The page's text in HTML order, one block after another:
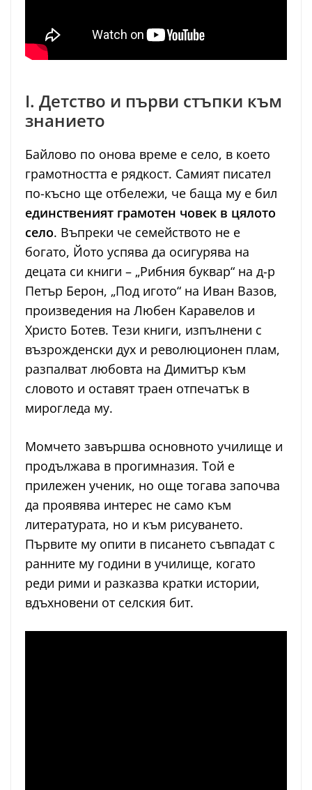
I. Детство и първи стъпки към
знанието
Байлово по онова време е село, в което
грамотността е рядкост. Самият писател
по-късно ще отбележи, че баща му е бил
единственият грамотен човек в цялото
село. Въпреки че семейството не е
богато, Йото успява да осигурява на
децата си книги – „Рибния буквар“ на д-р
Петър Берон, „Под игото“ на Иван Вазов,
произведения на Любен Каравелов и
Христо Ботев. Тези книги, изпълнени с
възрожденски дух и революционен плам,
разпалват любовта на Димитър към
словото и оставят траен отпечатък в
мирогледа му.
Момчето завършва основното училище и
продължава в прогимназия. Той е
прилежен ученик, но още тогава започва
да проявява интерес не само към
литературата, но и към рисуването.
Първите му опити в писането съвпадат с
ранните му години в училище, когато
реди рими и разказва кратки истории,
вдъхновени от селския бит.